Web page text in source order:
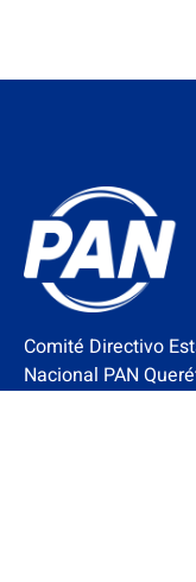
Comité Directivo
Nacional PAN